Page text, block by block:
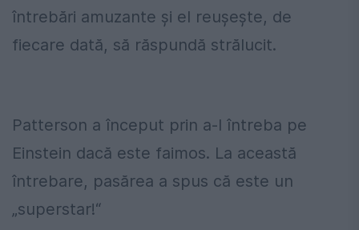
întrebări amuzante și el reușește, de
fiecare dată, să răspundă strălucit.
Patterson a început prin a-l întreba pe
Einstein dacă este faimos. La această
întrebare, pasărea a spus că este un
„superstar!“